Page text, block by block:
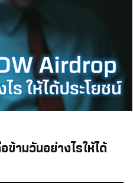
ข้ามวันอย่างไรให้ได้